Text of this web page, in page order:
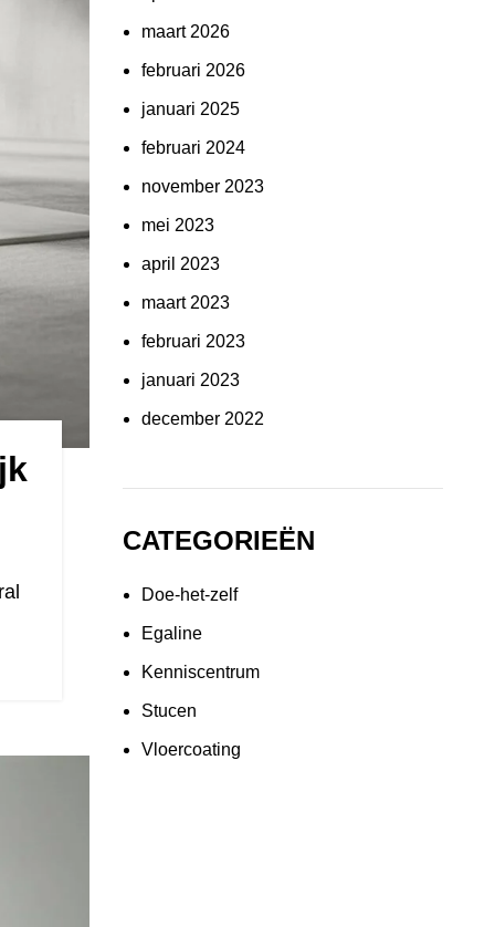
maart 2026
februari 2026
januari 2025
februari 2024
november 2023
mei 2023
april 2023
maart 2023
februari 2023
januari 2023
december 2022
CATEGORIEËN
Doe-het-zelf
Egaline
Kenniscentrum
Stucen
Vloercoating